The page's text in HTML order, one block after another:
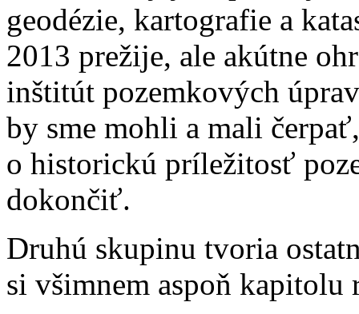
geodézie, kartografie a
2013 prežije, ale akútne
inštitút pozemkových
by sme mohli a mali
o historickú príležitosť
dokončiť.
Druhú skupinu tvoria
si všimnem aspoň kapitolu